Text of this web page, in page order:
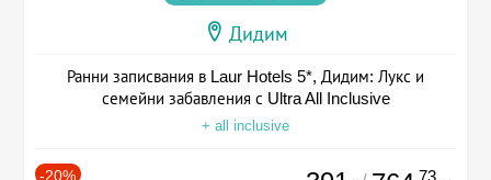
Дидим
Ранни записвания в Laur Hotels 5*, Дидим: Лукс и
семейни забавления с Ultra All Inclusive
+ all inclusive
-20% .73